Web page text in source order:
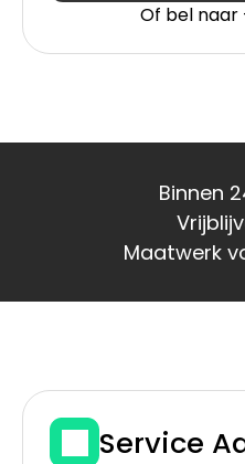
Of bel naar
Binnen
Maatwerk
Service